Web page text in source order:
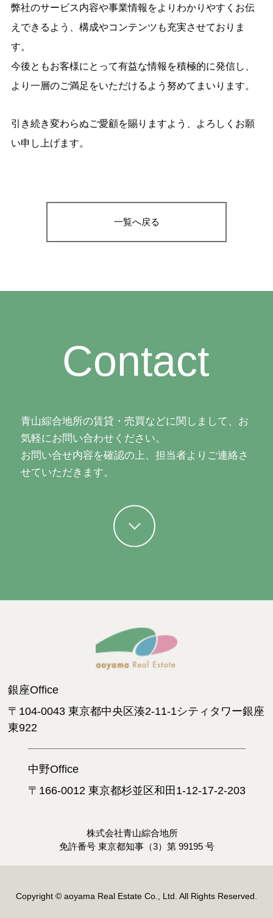
弊社のサービス内容や事業情報をよりわかりやすくお伝
えできるよう、構成やコンテンツも充実させておりま
す。
今後ともお客様にとって有益な情報を積極的に発信し、
より一層のご満足をいただけるよう努めてまいります。
引き続き変わらぬご愛顧を賜りますよう、よろしくお願
い申し上げます。
一覧へ戻る
Contact
青山綜合地所の賃貸・売買などに関しまして、お
気軽にお問い合わせください。
お問い合せ内容を確認の上、担当者よりご連絡さ
せていただきます。
銀座Office
〒104-0043 東京都中央区湊2-11-1シティタワー銀座
東922
中野Office
〒166-0012 東京都杉並区和田1-12-17-2-203
株式会社青山綜合地所
免許番号 東京都知事（3）第 99195 号
Copyright © aoyama Real Estate Co., Ltd. All Rights Reserved.